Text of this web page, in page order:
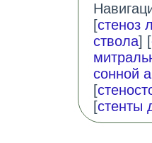
[стеноз
ствола] [
сонной
[
[стенты